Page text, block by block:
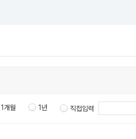
1개월 1년 직접입력